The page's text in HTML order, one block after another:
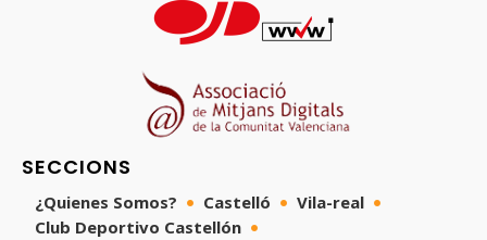
SECCIONS
¿Quienes Somos? Castelló
Vila-real
Club Deportivo Castellón